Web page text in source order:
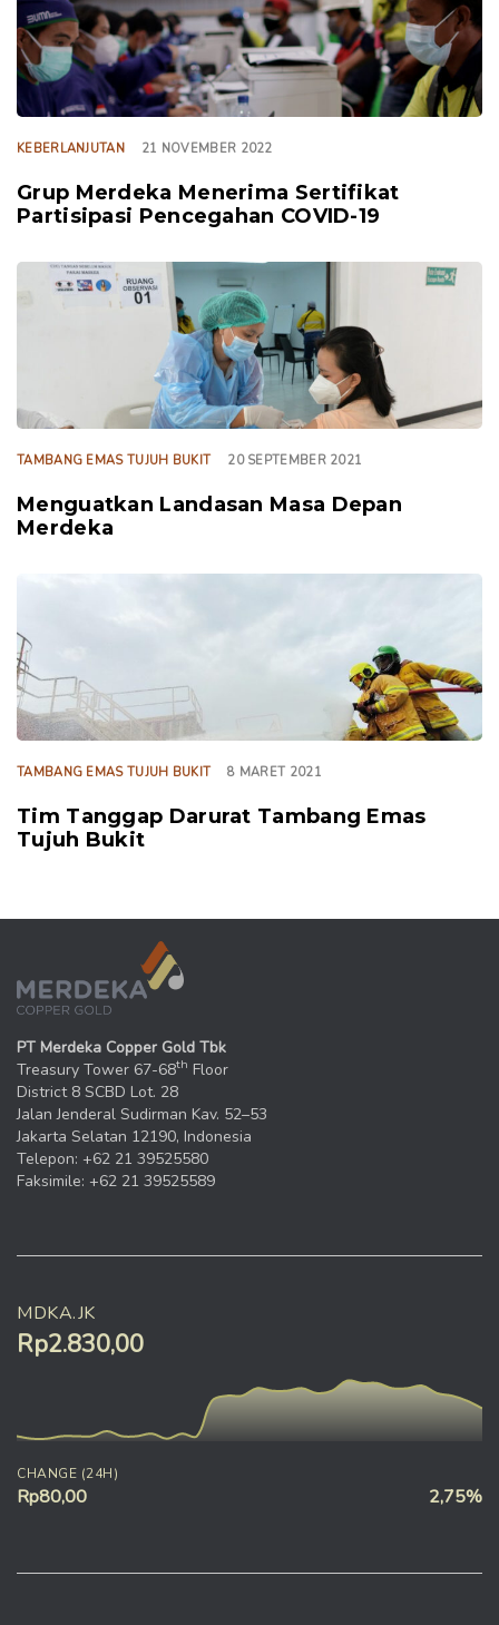
KEBERLANJUTAN 21 NOVEMBER 2022
Grup Merdeka Menerima Sertifikat
Partisipasi Pencegahan COVID-19
TAMBANG EMAS TUJUH BUKIT 20 SEPTEMBER 2021
Menguatkan Landasan Masa Depan
Merdeka
TAMBANG EMAS TUJUH BUKIT 8 MARET 2021
Tim Tanggap Darurat Tambang Emas
Tujuh Bukit
PT Merdeka Copper Gold Tbk
Treasury Tower 67-68th Floor
District 8 SCBD Lot. 28
Jalan Jenderal Sudirman Kav. 52–53
Jakarta Selatan 12190, Indonesia
Telepon: +62 21 39525580
Faksimile: +62 21 39525589
MDKA.JK
Rp2.830,00
CHANGE (24H)
Rp80,00 2,75%